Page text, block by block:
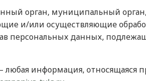
орган, муниципальный
и/или осуществляющие
персональных данных,
информация, относящаяся